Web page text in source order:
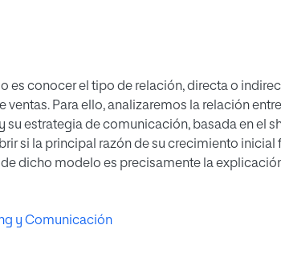
es conocer el tipo de relación, directa o
ventas. Para ello, analizaremos la relación
su estrategia de comunicación, basada en el
si la principal razón de su crecimiento
dicho modelo es precisamente la
de 1984, en el que se identifican las
del análisis indican que la publicidad de
Constituyo una estrategia de
y Comunicación